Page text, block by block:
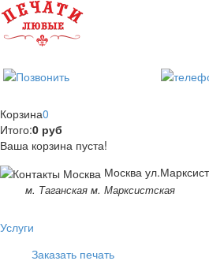
Корзина0
Итого:0 руб
Ваша корзина пуста!
Москва
м. Таганская м. Марксистская
Услуги
Заказать печать